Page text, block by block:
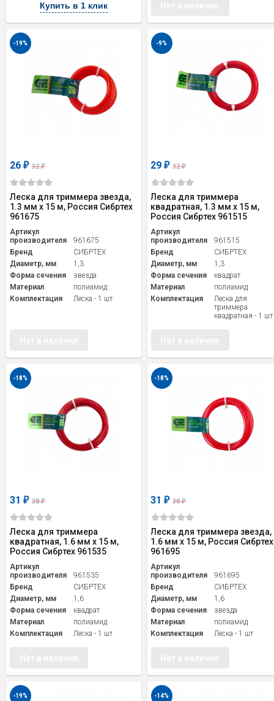
Купить в 1 клик
-19%
26 ₽ 32₽
Леска для триммера звезда,
1.3 мм х 15 м, Россия Сибртех
961675
Артикул
производителя
961675
Бренд
СИБРТЕХ
Диаметр, мм
1,3
Форма сечения
звезда
Материал
полиамид
Комплектация
Леска - 1 шт
-9%
29₽ 32₽
Леска для триммера
квадратная, 1.3 мм х 15 м,
Россия Сибртех 961515
Артикул
производителя
961515
Бренд
СИБРТЕХ
Диаметр, мм
1,3
Форма сечения
квадрат
Материал
полиамид
Комплектация
Леска для
триммера
квадратная - 1 шт
-18%
31 ₽ 38₽
Леска для триммера
квадратная, 1.6 мм х 15 м,
Россия Сибртех 961535
Артикул
производителя
961535
Бренд
СИБРТЕХ
Диаметр, мм
1,6
Форма сечения
квадрат
Материал
полиамид
Комплектация
Леска - 1 шт
-18%
31₽ 38₽
Леска для триммера звезда,
1.6 мм х 15 м, Россия Сибртех
961695
Артикул
производителя
961695
Бренд
СИБРТЕХ
Диаметр, мм
1,6
Форма сечения
звезда
Материал
полиамид
Комплектация
Леска - 1 шт
-19% -14%